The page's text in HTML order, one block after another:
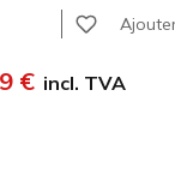
3,5 sur 5
€ incl. TVA